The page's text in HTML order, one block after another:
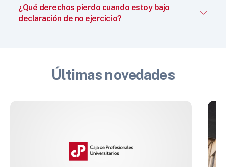
¿Qué derechos pierdo cuando estoy bajo
declaración de no ejercicio?
Últimas novedades